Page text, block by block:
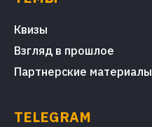
Квизы
Взгляд в прошлое
Партнерские материалы
TELEGRAM